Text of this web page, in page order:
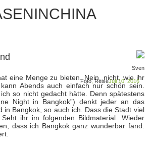
Sven
Juli 10, 2016
Foto,Reise
eine Menge zu bieten. Nein, nicht, wie ihr
Abends auch einfach nur schön sein.
so nicht gedacht hätte. Denn spätestens
Night in Bangkok”) denkt jeder an das
in Bangkok, so auch ich. Dass die Stadt viel
ihr im folgenden Bildmaterial. Wieder
dass ich Bangkok ganz wunderbar fand.